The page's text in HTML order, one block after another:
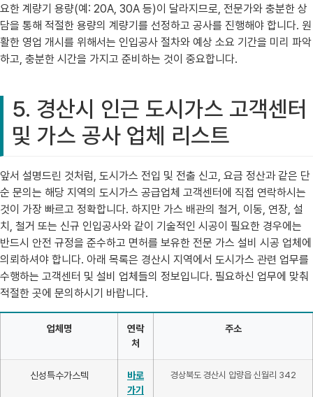
요한 계량기 용량(예: 20A, 30A 등)이 달라지므로, 전문가와 충분한 상
담을 통해 적절한 용량의 계량기를 선정하고 공사를 진행해야 합니다. 원
활한 영업 개시를 위해서는 인입공사 절차와 예상 소요 기간을 미리 파악
하고, 충분한 시간을 가지고 준비하는 것이 중요합니다.
5. 경산시 인근 도시가스 고객센터
및 가스 공사 업체 리스트
앞서 설명드린 것처럼, 도시가스 전입 및 전출 신고, 요금 정산과 같은 단
순 문의는 해당 지역의 도시가스 공급업체 고객센터에 직접 연락하시는
것이 가장 빠르고 정확합니다. 하지만 가스 배관의 철거, 이동, 연장, 설
치, 철거 또는 신규 인입공사와 같이 기술적인 시공이 필요한 경우에는
반드시 안전 규정을 준수하고 면허를 보유한 전문 가스 설비 시공 업체에
의뢰하셔야 합니다. 아래 목록은 경산시 지역에서 도시가스 관련 업무를
수행하는 고객센터 및 설비 업체들의 정보입니다. 필요하신 업무에 맞춰
적절한 곳에 문의하시기 바랍니다.
업체명
연락
처
주소
신성특수가스텍
바로
가기
경상북도 경산시 압량읍 신월리 342